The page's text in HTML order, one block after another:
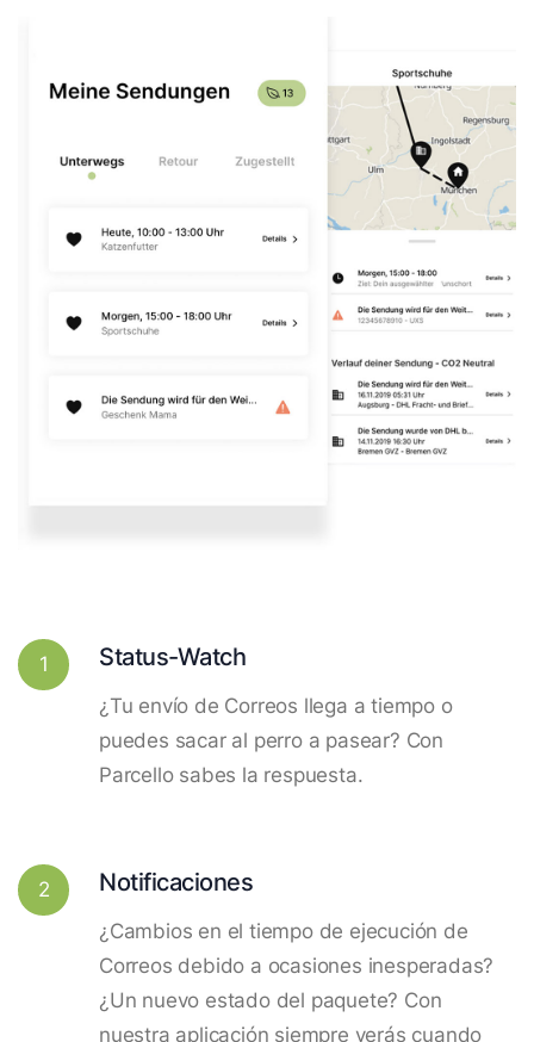
1 Status-Watch
¿Tu envío de Correos llega a tiempo o
puedes sacar al perro a pasear? Con
Parcello sabes la respuesta.
2 Notificaciones
¿Cambios en el tiempo de ejecución de
Correos debido a ocasiones inesperadas?
¿Un nuevo estado del paquete? Con
nuestra aplicación siempre verás cuando